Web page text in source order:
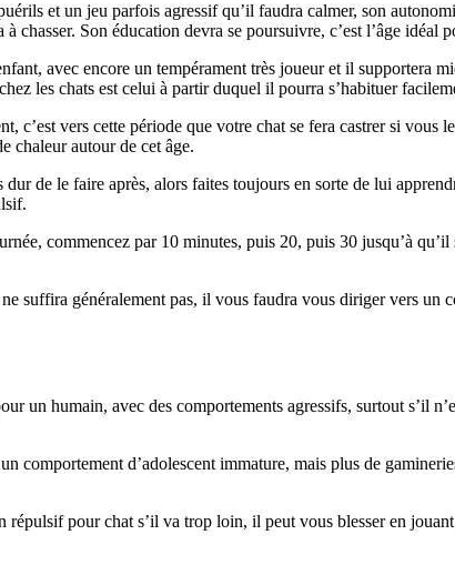
et un jeu parfois agressif qu’il faudra calmer, son
chasser. Son éducation devra se poursuivre, c’est l’âge idéal
avec encore un tempérament très joueur et il supportera
les chats est celui à partir duquel il pourra s’habituer
c’est vers cette période que votre chat se fera castrer si
chaleur autour de cet âge.
de le faire après, alors faites toujours en sorte de lui
commencez par 10 minutes, puis 20, puis 30 jusqu’à
suffira généralement pas, il vous faudra vous diriger vers un
un humain, avec des comportements agressifs, surtout s’il
comportement d’adolescent immature, mais plus de
répulsif pour chat s’il va trop loin, il peut vous blesser en